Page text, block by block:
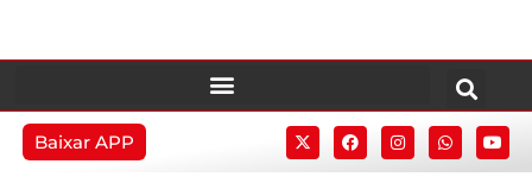
Baixar APP